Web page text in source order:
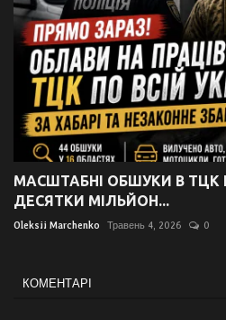
МАСШТАБНІ ОБШУКИ В ТЦК
ДЕСЯТКИ МІЛЬЙОН...
Oleksii Marchenko Травень 4, 2026 0
КОМЕНТАРІ